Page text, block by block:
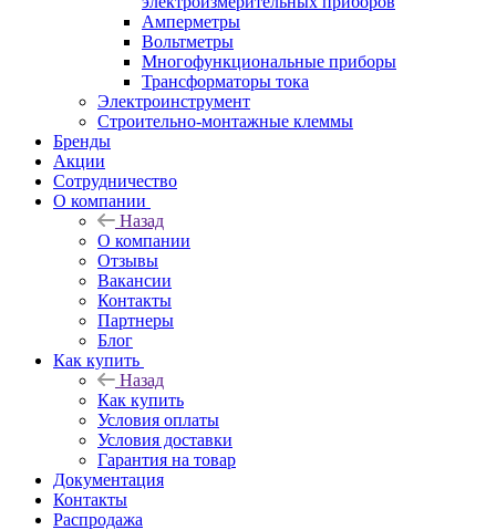
Амперметры
Вольтметры
Многофункциональные приборы
Трансформаторы тока
Электроинструмент
Строительно-монтажные клеммы
Бренды
Акции
Сотрудничество
О компании
Назад
О компании
Отзывы
Вакансии
Контакты
Партнеры
Блог
Как купить
Назад
Как купить
Условия оплаты
Условия доставки
Гарантия на товар
Документация
Контакты
Распродажа